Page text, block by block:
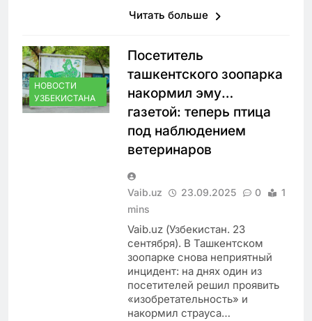
Читать больше
НОВОСТИ
УЗБЕКИСТАНА
Посетитель
ташкентского зоопарка
накормил эму…
газетой: теперь птица
под наблюдением
ветеринаров
Vaib.uz 23.09.2025 0
1
mins
Vaib.uz (Узбекистан. 23
сентября). В Ташкентском
зоопарке снова неприятный
инцидент: на днях один из
посетителей решил проявить
«изобретательность» и
накормил страуса…